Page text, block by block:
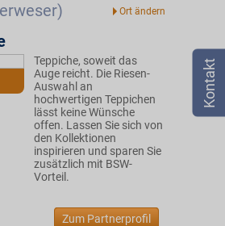
82
Teppiche, soweit das
Auge reicht. Die Riesen-
Auswahl an
hochwertigen Teppichen
lässt keine Wünsche
offen. Lassen Sie sich von
den Kollektionen
inspirieren und sparen Sie
zusätzlich mit BSW-
Vorteil.
Zum Partnerprofil